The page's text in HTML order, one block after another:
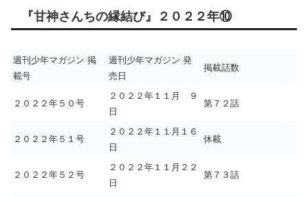
『甘神さんちの縁結び』２０２２年⑩
週刊少年マガジン 掲
載号
週刊少年マガジン 発
売日
掲載話数
２０２２年５０号
２０２２年１１月 ９
日
第７２話
２０２２年５１号
２０２２年１１月１６
日
休載
２０２２年５２号
２０２２年１１月２２
日
第７３話